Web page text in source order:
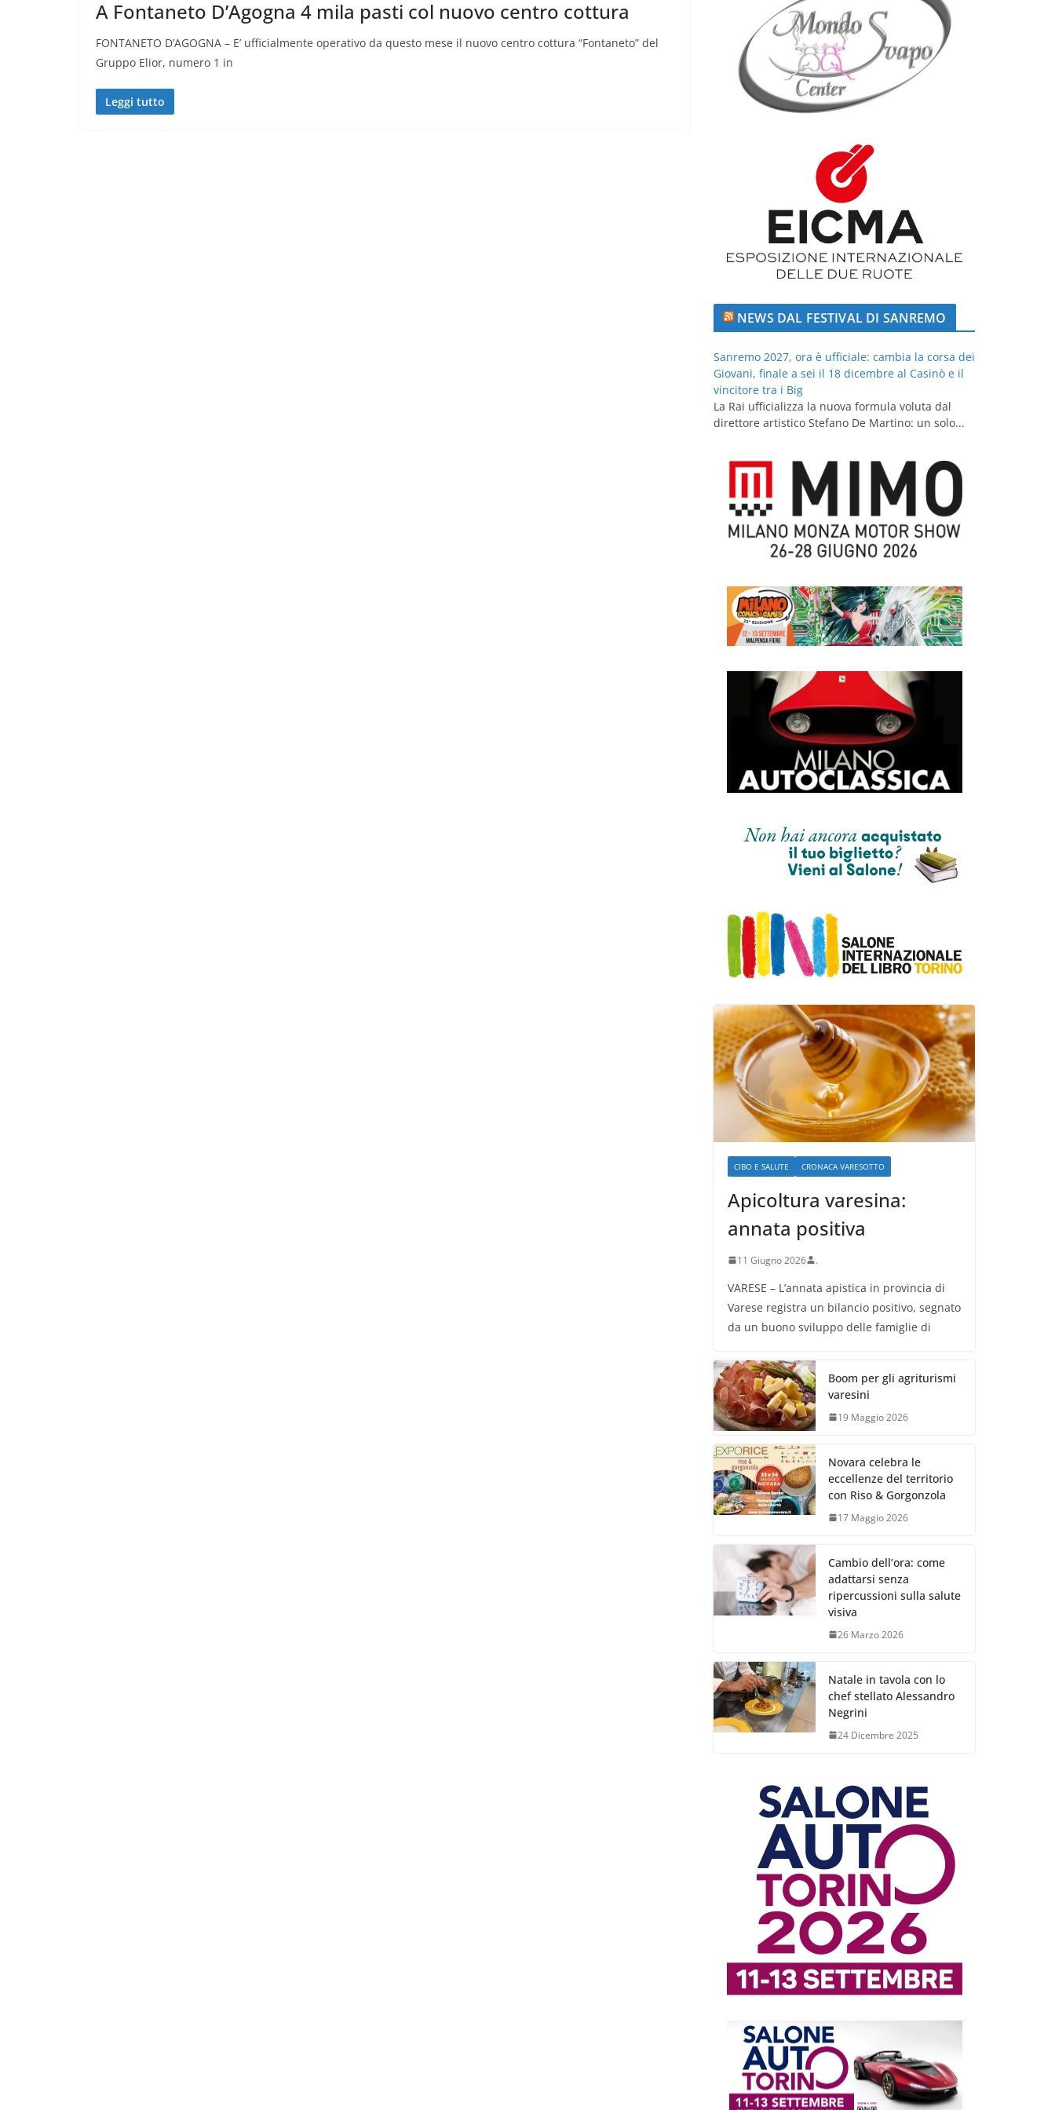
A Fontaneto D’Agogna 4 mila pasti col nuovo centro cottura
FONTANETO D’AGOGNA – E’ ufficialmente operativo da questo mese il nuovo centro cottura “Fontaneto” del
Gruppo Elior, numero 1 in
Leggi tutto
NEWS DAL FESTIVAL DI SANREMO
Sanremo 2027, ora è ufficiale: cambia la corsa dei
Giovani, finale a sei il 18 dicembre al Casinò e il
vincitore tra i Big
La Rai ufficializza la nuova formula voluta dal
direttore artistico Stefano De Martino: un solo...
CIBO E SALUTE CRONACA VARESOTTO
Apicoltura varesina:
annata positiva
11 Giugno 2026 .
VARESE – L’annata apistica in provincia di
Varese registra un bilancio positivo, segnato
da un buono sviluppo delle famiglie di
Boom per gli agriturismi
varesini
19 Maggio 2026
Novara celebra le
eccellenze del territorio
con Riso & Gorgonzola
17 Maggio 2026
Cambio dell’ora: come
adattarsi senza
ripercussioni sulla salute
visiva
26 Marzo 2026
Natale in tavola con lo
chef stellato Alessandro
Negrini
24 Dicembre 2025